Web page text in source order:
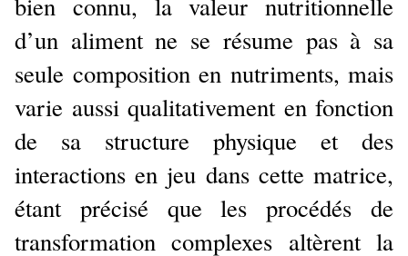
d’un aliment ne se résume pas à sa
seule composition en nutriments, mais
varie aussi qualitativement en fonction
de sa structure physique et des
interactions en jeu dans cette matrice,
étant précisé que les procédés de
transformation complexes altèrent la